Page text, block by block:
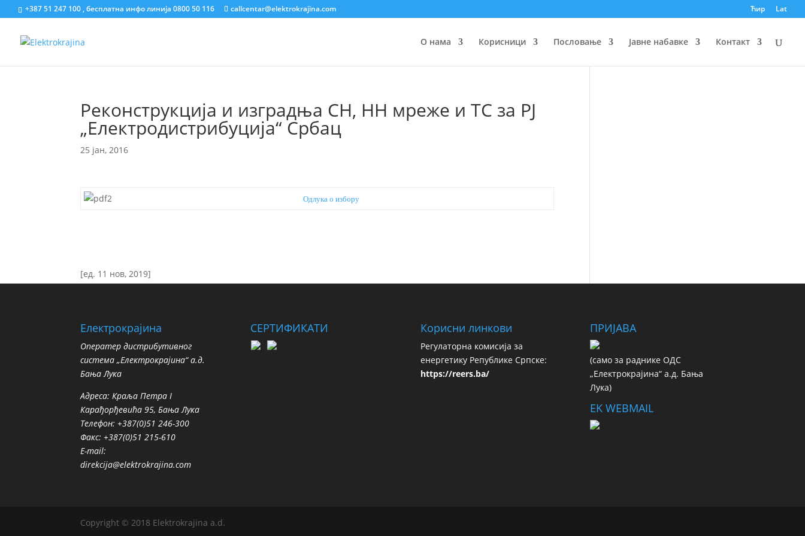
+387 51 247 100 , бесплатна инфо линија 0800 50 116 callcentar@elektrokrajina.com Ћир Lat
О нама Корисници Пословање Јавне набавке Контакт
Реконструкција и изградња СН, НН мреже и ТС за РЈ
„Електродистрибуција“ Србац
25 јан, 2016
[ед. 11 нов, 2019]
Одлука о избору
Електрокрајина
Oператер дистрибутивног
система „Електрокрајина“ а.д.
Бања Лука
Адреса: Краља Петра I
Карађорђевића 95, Бања Лука
Телефон: +387(0)51 246-300
Факс: +387(0)51 215-610
E-mail:
direkcija@elektrokrajina.com
СЕРТИФИКАТИ Корисни линкови
Регулаторна комисија за
енергетику Републике Српске:
https://reers.ba/
ПРИЈАВА
(сaмo зa рaдникe ОДС
„Електрокрајина“ а.д. Бања
Лука)
EK WEBMAIL
Copyright © 2018 Elektrokrajina a.d.